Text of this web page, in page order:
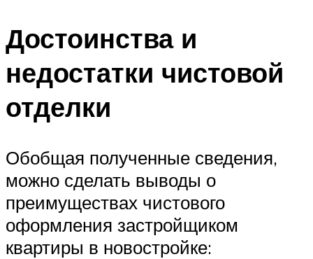
Достоинства и
недостатки чистовой
отделки
Обобщая полученные сведения,
можно сделать выводы о
преимуществах чистового
оформления застройщиком
квартиры в новостройке: